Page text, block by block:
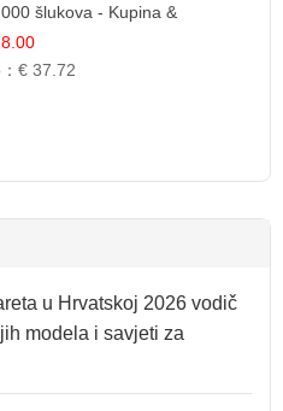
šlukova - Kupina &
| Intenzivna Mješavina
Voća
€ 37.72
u Hrvatskoj 2026 vodič
modela i savjeti za